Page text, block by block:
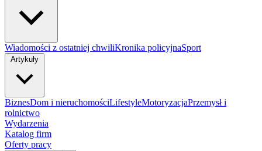
Wiadomości z ostatniej chwiliKronika policyjnaSport
Artykuły
BiznesDom i nieruchomościLifestyleMotoryzacjaPrzemysł i
rolnictwo
Wydarzenia
Katalog firm
Oferty pracy